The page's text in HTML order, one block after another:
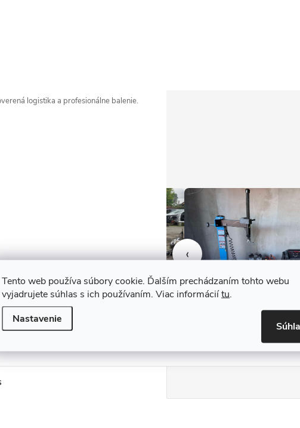
Tento web používa súbory cookie. Ďalším prechádzaním tohto webu
vyjadrujete súhlas s ich používaním. Viac informáciítu.
Nastavenie
logistika a profesionálne balenie.
‹